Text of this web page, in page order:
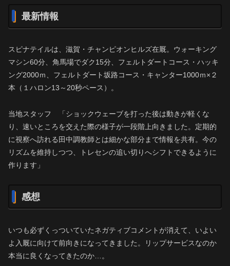
最新情報
スピナテイルは、滋賀・チャンピオンヒルズ在厩。ウォーキング
マシン60分、角馬場でダク15分、フェルトダートコース・ハッキ
ング2000ｍ、フェルトダート坂路コース・キャンター1000ｍ×２
本（１ハロン13～20秒ペース）。
当地スタッフ 「ショックウェーブを打った後は動きが軽くな
り、速いところを交えた際の様子が一段階上向きました。定期的
に視察へ訪れる田中調教師とは細かな部分まで情報を共有。今の
リズムを維持しつつ、トレセンの追い切りへシフトできるように
作ります」
感想
いつも必ずくっついていたネガティブコメントが消えて、いよい
よ入厩に向けて前向きになってきました。リップサービスなのか
本当に良くなってきたのか…。